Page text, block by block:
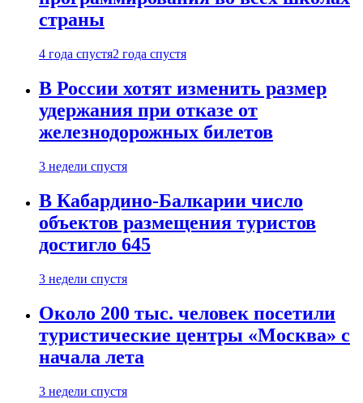
страны
4 года спустя2 года спустя
В России хотят изменить размер
удержания при отказе от
железнодорожных билетов
3 недели спустя
В Кабардино-Балкарии число
объектов размещения туристов
достигло 645
3 недели спустя
Около 200 тыс. человек посетили
туристические центры «Москва» с
начала лета
3 недели спустя